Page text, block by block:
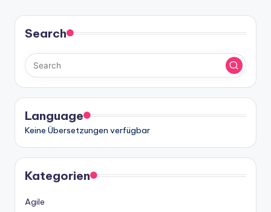
der
Beiträge
Search
Language
Keine Übersetzungen verfügbar
Kategorien
Agile